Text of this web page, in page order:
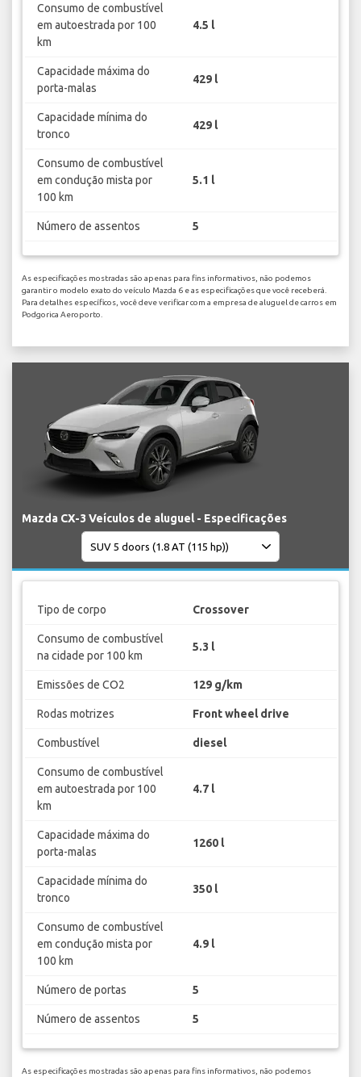
Consumo de combustível
em autoestrada por 100
km
4.5 l
Capacidade máxima do
porta-malas
429 l
Capacidade mínima do
tronco
429 l
Consumo de combustível
em condução mista por
100 km
5.1 l
Número de assentos 5
As especificações mostradas são apenas para fins informativos, não podemos
garantir o modelo exato do veículo Mazda 6 e as especificações que você receberá.
Para detalhes específicos, você deve verificar com a empresa de aluguel de carros em
Podgorica Aeroporto.
Mazda CX-3 Veículos de aluguel - Especificações
Tipo de corpo Crossover
Consumo de combustível
na cidade por 100 km
5.3 l
Emissões de CO2 129 g/km
Rodas motrizes Front wheel drive
Combustível diesel
Consumo de combustível
em autoestrada por 100
km
4.7 l
Capacidade máxima do
porta-malas
1260 l
Capacidade mínima do
tronco
350 l
Consumo de combustível
em condução mista por
100 km
4.9 l
Número de portas 5
Número de assentos 5
As especificações mostradas são apenas para fins informativos, não podemos